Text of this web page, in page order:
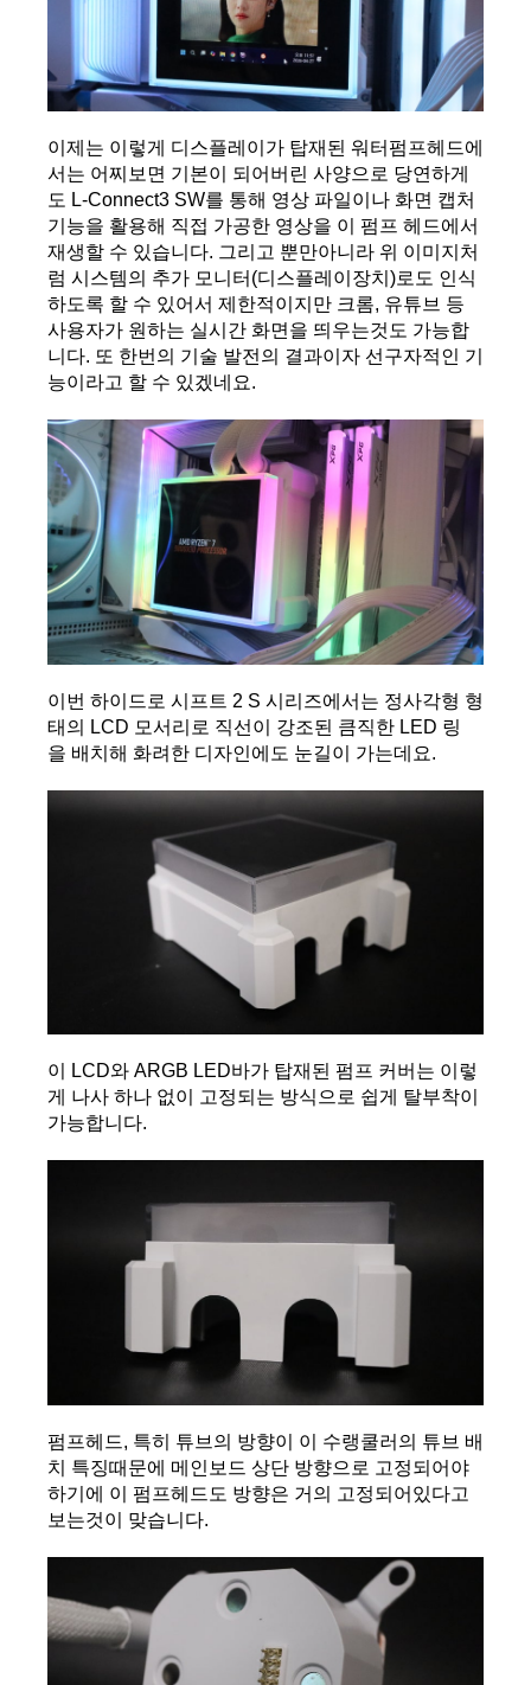
이제는 이렇게 디스플레이가 탑재된 워터펌프헤드에
서는 어찌보면 기본이 되어버린 사양으로 당연하게
도 L-Connect3 SW를 통해 영상 파일이나 화면 캡처
기능을 활용해 직접 가공한 영상을 이 펌프 헤드에서
재생할 수 있습니다. 그리고 뿐만아니라 위 이미지처
럼 시스템의 추가 모니터(디스플레이장치)로도 인식
하도록 할 수 있어서 제한적이지만 크롬, 유튜브 등
사용자가 원하는 실시간 화면을 띄우는것도 가능합
니다. 또 한번의 기술 발전의 결과이자 선구자적인 기
능이라고 할 수 있겠네요.
이번 하이드로 시프트 2 S 시리즈에서는 정사각형 형
태의 LCD 모서리로 직선이 강조된 큼직한 LED 링
을 배치해 화려한 디자인에도 눈길이 가는데요.
이 LCD와 ARGB LED바가 탑재된 펌프 커버는 이렇
게 나사 하나 없이 고정되는 방식으로 쉽게 탈부착이
가능합니다.
펌프헤드, 특히 튜브의 방향이 이 수랭쿨러의 튜브 배
치 특징때문에 메인보드 상단 방향으로 고정되어야
하기에 이 펌프헤드도 방향은 거의 고정되어있다고
보는것이 맞습니다.